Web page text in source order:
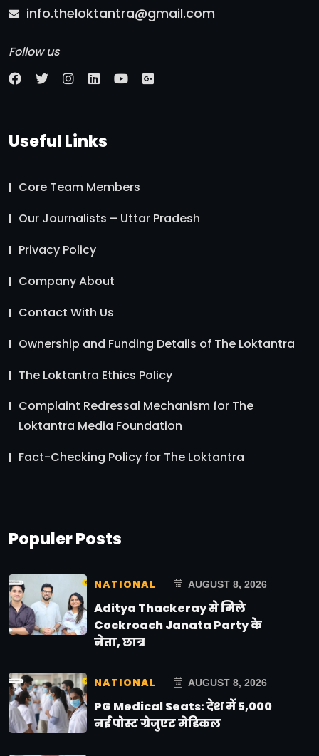
info.theloktantra@gmail.com
Follow us
Useful Links
Core Team Members
Our Journalists – Uttar Pradesh
Privacy Policy
Company About
Contact With Us
Ownership and Funding Details of The Loktantra
The Loktantra Ethics Policy
Complaint Redressal Mechanism for The
Loktantra Media Foundation
Fact-Checking Policy for The Loktantra
Populer Posts
NATIONAL AUGUST 8, 2026
Aditya Thackeray से मिले
Cockroach Janata Party के
नेता, छात्र
NATIONAL AUGUST 8, 2026
PG Medical Seats: देश में 5,000
नई पोस्ट ग्रेजुएट मेडिकल